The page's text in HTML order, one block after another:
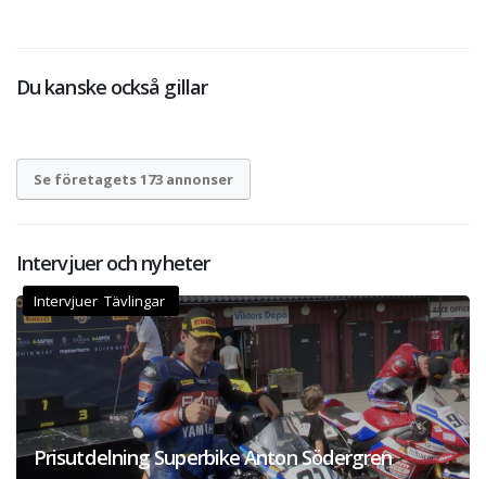
Du kanske också gillar
Se företagets 173 annonser
Intervjuer och nyheter
Intervjuer Tävlingar
Prisutdelning Superbike Anton Södergren